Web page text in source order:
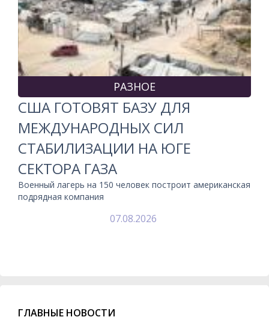
РАЗНОЕ
США ГОТОВЯТ БАЗУ ДЛЯ
МЕЖДУНАРОДНЫХ СИЛ
СТАБИЛИЗАЦИИ НА ЮГЕ
СЕКТОРА ГАЗА
Военный лагерь на 150 человек построит американская
подрядная компания
07.08.2026
ГЛАВНЫЕ НОВОСТИ